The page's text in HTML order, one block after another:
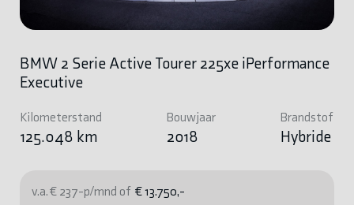
BMW 2 Serie Active Tourer 225xe iPerformance
Executive
Kilometerstand
125.048 km
Bouwjaar
2018
Brandstof
Hybride
v.a. € 237-p/mnd of € 13.750,-